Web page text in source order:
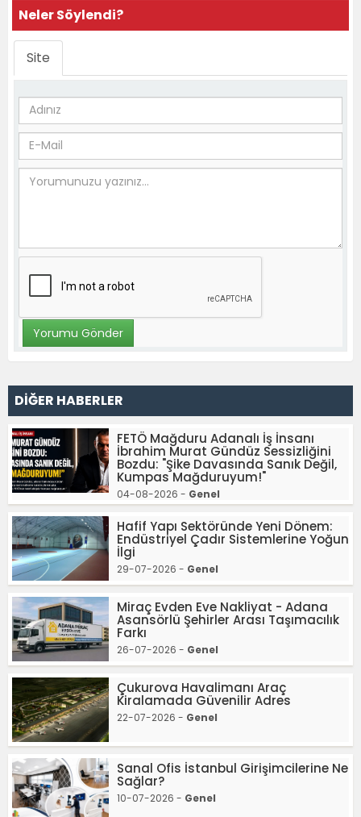
Neler Söylendi?
Site
DİĞER HABERLER
FETÖ Mağduru Adanalı İş İnsanı
İbrahim Murat Gündüz Sessizliğini
Bozdu: "Şike Davasında Sanık Değil,
Kumpas Mağduruyum!"
04-08-2026 - Genel
Hafif Yapı Sektöründe Yeni Dönem:
Endüstriyel Çadır Sistemlerine Yoğun
İlgi
29-07-2026 - Genel
Miraç Evden Eve Nakliyat - Adana
Asansörlü Şehirler Arası Taşımacılık
Farkı
26-07-2026 - Genel
Çukurova Havalimanı Araç
Kiralamada Güvenilir Adres
22-07-2026 - Genel
Sanal Ofis İstanbul Girişimcilerine Ne
Sağlar?
10-07-2026 - Genel